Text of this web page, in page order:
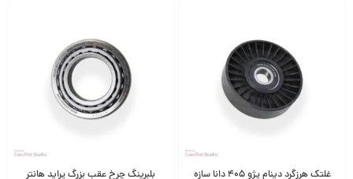
غلتک هرزگرد دینام پژو 405 دانا سازه بلبرینگ چرخ عقب بزرگ پراید هانتر